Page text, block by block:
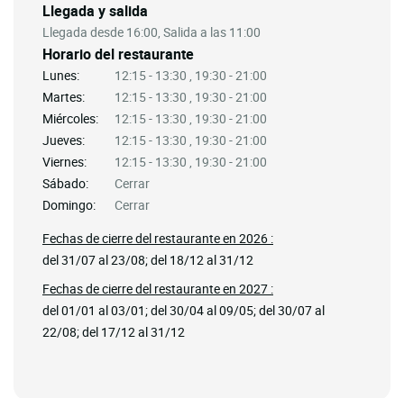
Llegada y salida
Llegada desde 16:00, Salida a las 11:00
Horario del restaurante
Lunes:
12:15 - 13:30 , 19:30 - 21:00
Martes:
12:15 - 13:30 , 19:30 - 21:00
Miércoles:
12:15 - 13:30 , 19:30 - 21:00
Jueves:
12:15 - 13:30 , 19:30 - 21:00
Viernes:
12:15 - 13:30 , 19:30 - 21:00
Sábado:
Cerrar
Domingo:
Cerrar
Fechas de cierre del restaurante en 2026 :
del 31/07 al 23/08; del 18/12 al 31/12
Fechas de cierre del restaurante en 2027 :
del 01/01 al 03/01; del 30/04 al 09/05; del 30/07 al
22/08; del 17/12 al 31/12